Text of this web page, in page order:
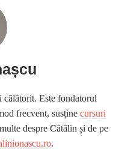
călătorit. Este fondatorul
frecvent, susține cursuri
despre Cătălin și de pe
.